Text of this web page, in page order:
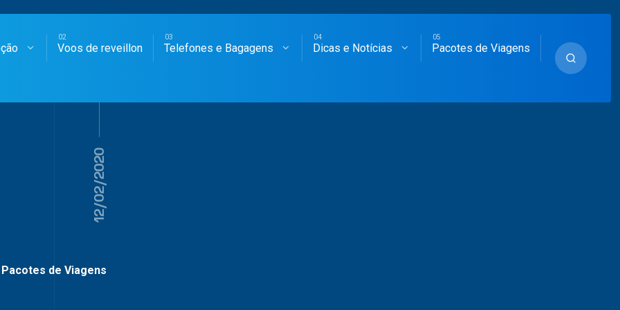
AÉREAS
Voos de reveillon Telefones e Bagagens Dicas e Notícias Pacotes de Viagens
12/02/2020
Pacotes de Viagens